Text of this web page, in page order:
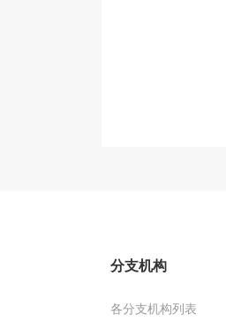
分支机构
各分支机构列表